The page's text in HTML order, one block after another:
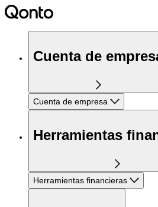
Cuenta de
Cuenta de empresa
Herramientas
Herramientas financieras